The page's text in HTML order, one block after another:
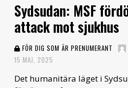
Sydsudan: MSF
attack mot sjukhus
FÖR DIG SOM ÄR PRENUMERANT
15 MAJ, 2025
Det humanitära läget i